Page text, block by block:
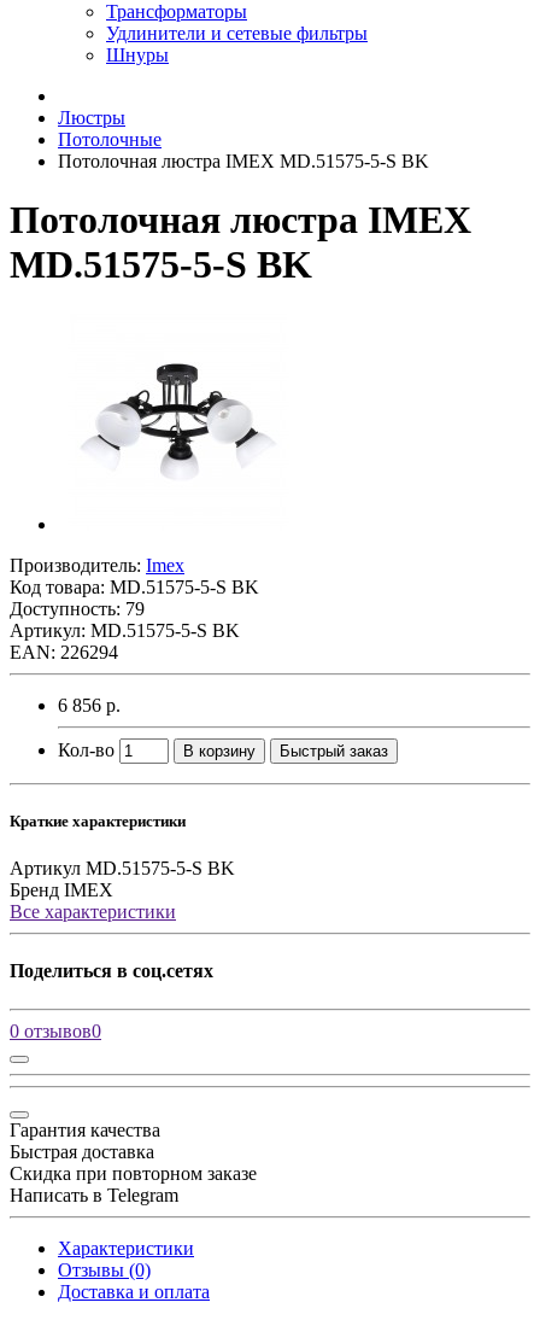
Трансформаторы
Удлинители и сетевые фильтры
Шнуры
Люстры
Потолочные
Потолочная люстра IMEX MD.51575-5-S BK
Потолочная люстра IMEX
MD.51575-5-S BK
Производитель: Imex
Код товара: MD.51575-5-S BK
Доступность: 79
Артикул: MD.51575-5-S BK
EAN: 226294
6 856 р.
Кол-во В корзину Быстрый заказ
Краткие характеристики
Артикул MD.51575-5-S BK
Бренд IMEX
Все характеристики
Поделиться в соц.сетях
0 отзывов0
Гарантия качества
Быстрая доставка
Скидка при повторном заказе
Написать в Telegram
Характеристики
Отзывы (0)
Доставка и оплата